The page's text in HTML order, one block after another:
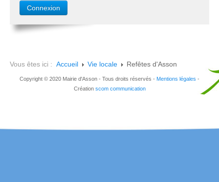
Vous êtes ici : Accueil Vie locale Refêtes d'Asson
Copyright © 2020 Mairie d'Asson - Tous droits réservés - Mentions légales -
Création scom communication